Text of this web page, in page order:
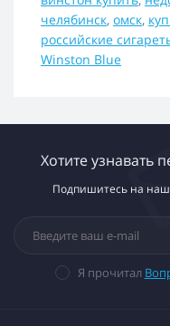
челябинск, омск,
российские
Winston Blue
Хотите узнавать
Подпишитесь на
Я прочитал